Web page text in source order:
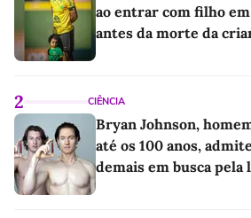
ao entrar com filho
antes da morte da
2 CIÊNCIA
Bryan Johnson,
até os 100 anos,
demais em busca pela